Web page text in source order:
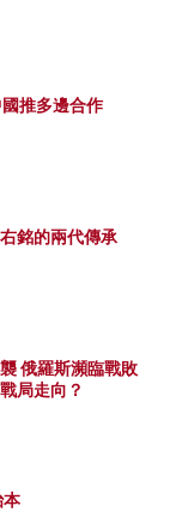
推多邊合作
銘的兩代傳承
俄羅斯瀕臨戰敗
局走向？
本